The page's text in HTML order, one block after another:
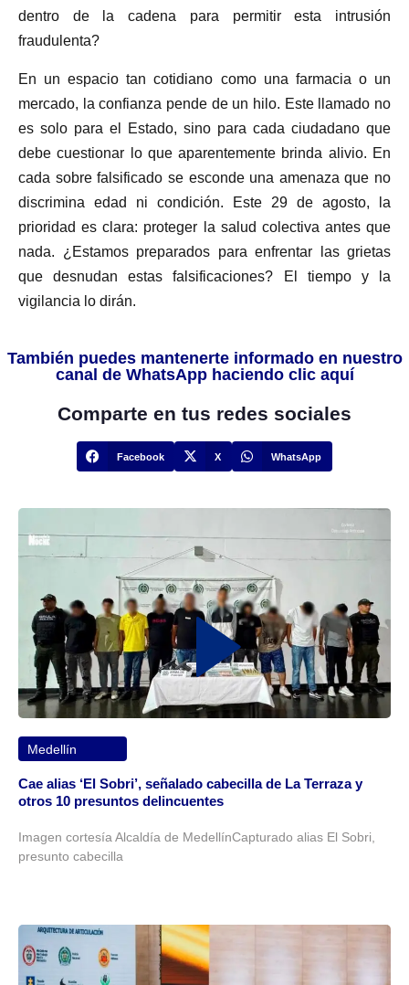
dentro de la cadena para permitir esta intrusión
fraudulenta?
En un espacio tan cotidiano como una farmacia o un
mercado, la confianza pende de un hilo. Este llamado no
es solo para el Estado, sino para cada ciudadano que
debe cuestionar lo que aparentemente brinda alivio. En
cada sobre falsificado se esconde una amenaza que no
discrimina edad ni condición. Este 29 de agosto, la
prioridad es clara: proteger la salud colectiva antes que
nada. ¿Estamos preparados para enfrentar las grietas
que desnudan estas falsificaciones? El tiempo y la
vigilancia lo dirán.
También puedes mantenerte informado en nuestro
canal de WhatsApp haciendo clic aquí
Comparte en tus redes sociales
Facebook X WhatsApp
Medellín
Cae alias ‘El Sobri’, señalado cabecilla de La Terraza y
otros 10 presuntos delincuentes
Imagen cortesía Alcaldía de MedellínCapturado alias El Sobri,
presunto cabecilla